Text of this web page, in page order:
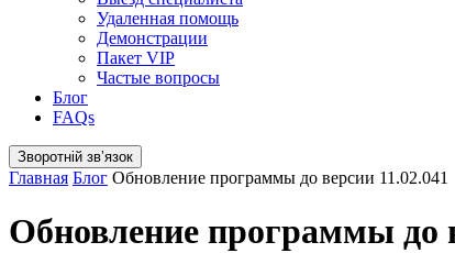
Удаленная помощь
Демонстрации
Пакет VIP
Частые вопросы
Блог
FAQs
Зворотній звʼязок
Главная Блог Обновление программы до версии 11.02.041
Обновление программы до